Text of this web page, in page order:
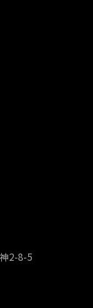
2-8-5